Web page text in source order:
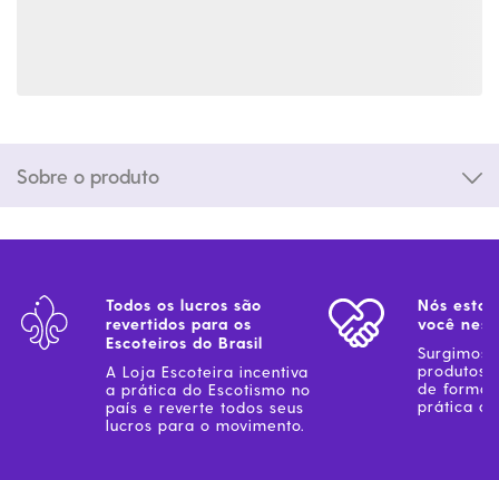
Sobre o produto
Todos os lucros são
revertidos para os
Escoteiros do Brasil
A Loja Escoteira incentiva
a prática do Escotismo no
país e reverte todos seus
lucros para o movimento.
Nós
você
Surgimos
produtos
de forma
prática